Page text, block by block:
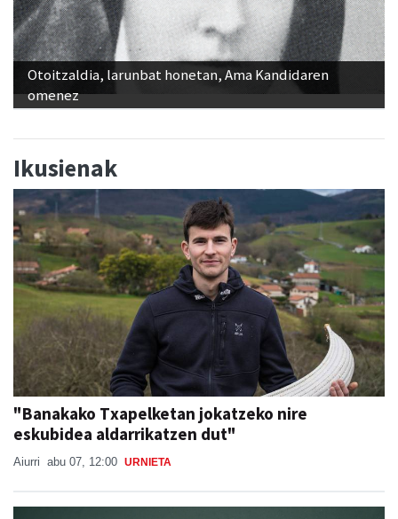
Otoitzaldia, larunbat honetan, Ama Kandidaren
omenez
Ikusienak
"Banakako Txapelketan jokatzeko nire
eskubidea aldarrikatzen dut"
Aiurri abu 07, 12:00 URNIETA